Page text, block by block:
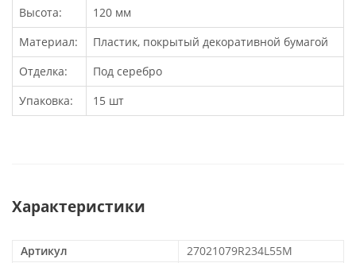
Высота:
120 мм
Материал:
Пластик, покрытый декоративной бумагой
Отделка:
Под серебро
Упаковка:
15 шт
Характеристики
Артикул
27021079R234L55M